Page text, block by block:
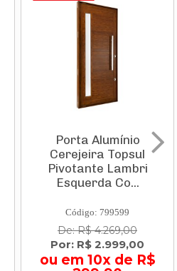
Porta Alumínio
Cerejeira Topsul
Pivotante Lambri
Esquerda Co...
Código: 799599
De: R$ 4.269,00
Por: R$ 2.999,00
ou em 10x de R$